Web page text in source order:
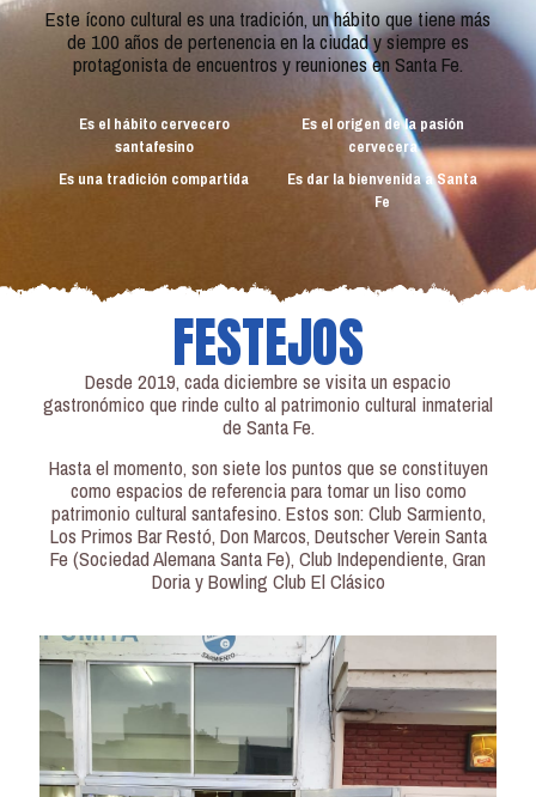
Este ícono cultural es una tradición, un hábito que tiene más
de 100 años de pertenencia en la ciudad y siempre es
protagonista de encuentros y reuniones en Santa Fe.
Es el hábito cervecero
santafesino
Es el origen de la pasión
cervecera
Es una tradición compartida
Es dar la bienvenida a Santa
Fe
FESTEJOS
Desde 2019, cada diciembre se visita un espacio
gastronómico que rinde culto al patrimonio cultural inmaterial
de Santa Fe.
Hasta el momento, son siete los puntos que se constituyen
como espacios de referencia para tomar un liso como
patrimonio cultural santafesino. Estos son: Club Sarmiento,
Los Primos Bar Restó, Don Marcos, Deutscher Verein Santa
Fe (Sociedad Alemana Santa Fe), Club Independiente, Gran
Doriay Bowling Club El Clásico